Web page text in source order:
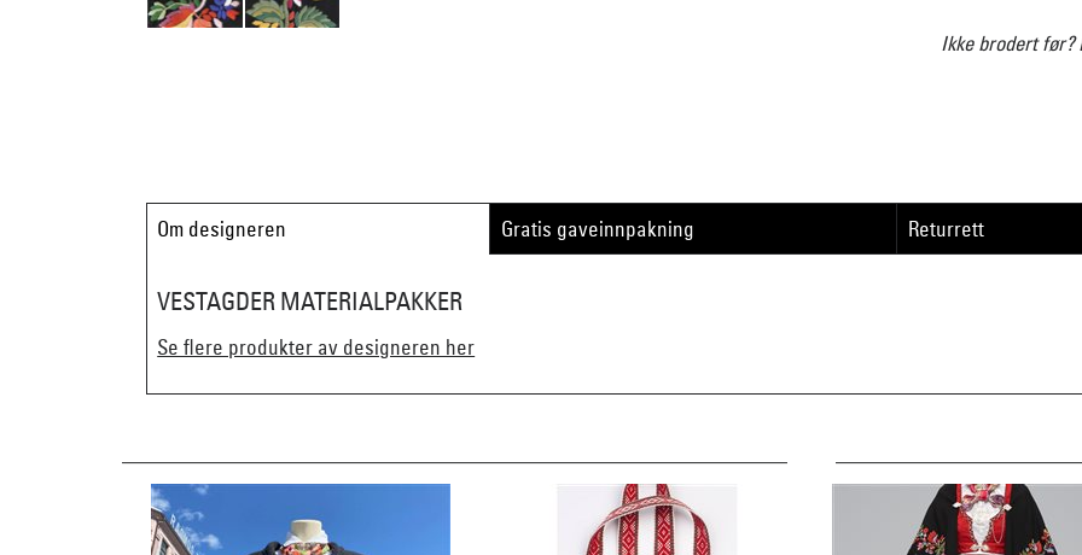
Ikke brodert før?
Om designeren Gratis gaveinnpakning Returrett
VESTAGDER MATERIALPAKKER
Se flere produkter av designeren her